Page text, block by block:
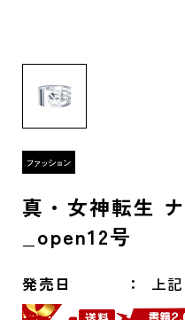
真・女神転生
_open12号
発売日 上